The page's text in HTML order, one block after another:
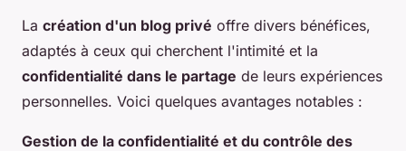
La création d'un blog privé offre divers bénéfices,
adaptés à ceux qui cherchent l'intimité et la
confidentialité dans le partage de leurs expériences
personnelles. Voici quelques avantages notables :
Gestion de la confidentialité et du contrôle des